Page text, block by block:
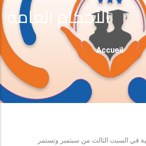
الأحكام العامة
Fil
Accueil
في السبت الثالث من سبتمبر وتستمر